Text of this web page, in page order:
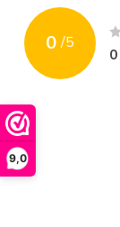
9,0
0 /5
0